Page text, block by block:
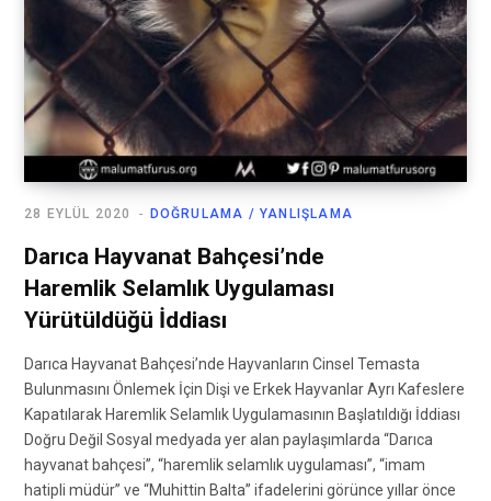
DOĞRULAMA / YANLIŞLAMA
28 EYLÜL 2020
Darıca Hayvanat Bahçesi’nde
Haremlik Selamlık Uygulaması
Yürütüldüğü İddiası
Darıca Hayvanat Bahçesi’nde Hayvanların Cinsel Temasta
Bulunmasını Önlemek İçin Dişi ve Erkek Hayvanlar Ayrı Kafeslere
Kapatılarak Haremlik Selamlık Uygulamasının Başlatıldığı İddiası
Doğru Değil Sosyal medyada yer alan paylaşımlarda “Darıca
hayvanat bahçesi”, “haremlik selamlık uygulaması”, “imam
hatipli müdür” ve “Muhittin Balta” ifadelerini görünce yıllar önce